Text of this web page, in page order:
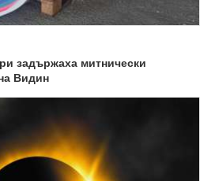
задържаха митнически
Видин